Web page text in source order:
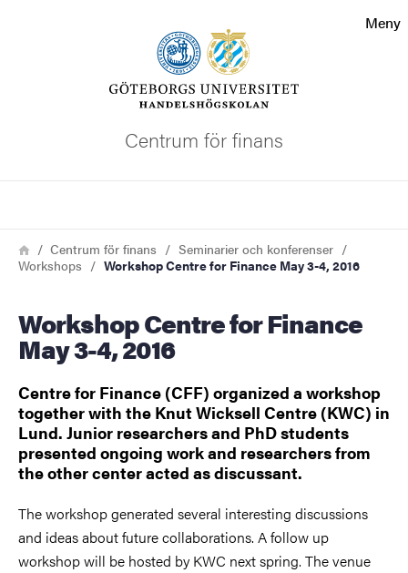
Meny
Centrum för finans
Länkstig
HemCentrum för finans
Seminarier och konferenser
Workshops
Workshop Centre for Finance May 3-4, 2016
Workshop Centre for Finance
May 3-4, 2016
Centre for Finance (CFF) organized a workshop
together with the Knut Wicksell Centre (KWC) in
Lund. Junior researchers and PhD students
presented ongoing work and researchers from
the other center acted as discussant.
The workshop generated several interesting discussions
and ideas about future collaborations. A follow up
workshop will be hosted by KWC next spring. The venue